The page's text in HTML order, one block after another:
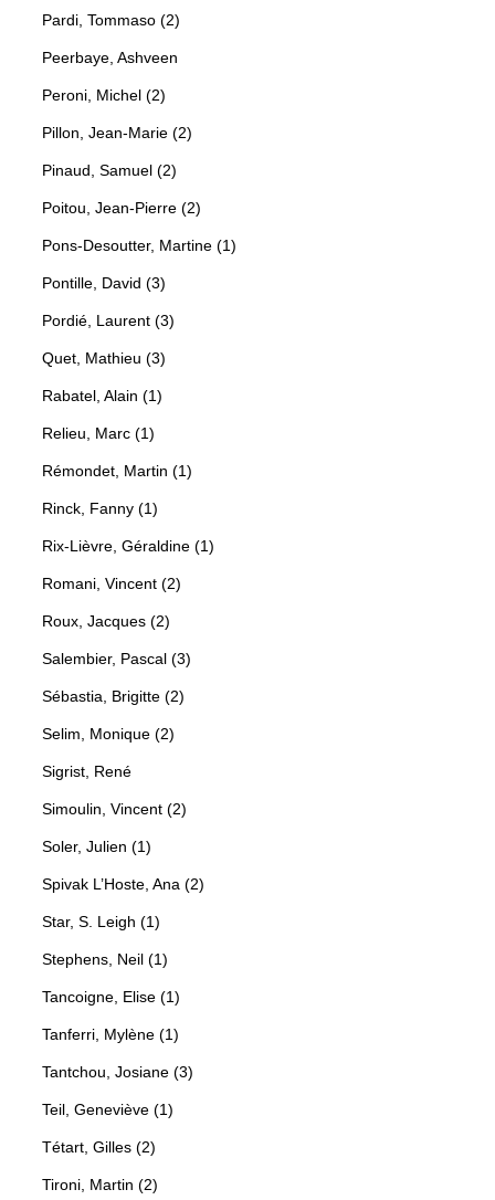
Pardi, Tommaso (2)
Peerbaye, Ashveen
Peroni, Michel (2)
Pillon, Jean-Marie (2)
Pinaud, Samuel (2)
Poitou, Jean-Pierre (2)
Pons-Desoutter, Martine (1)
Pontille, David (3)
Pordié, Laurent (3)
Quet, Mathieu (3)
Rabatel, Alain (1)
Relieu, Marc (1)
Rémondet, Martin (1)
Rinck, Fanny (1)
Rix-Lièvre, Géraldine (1)
Romani, Vincent (2)
Roux, Jacques (2)
Salembier, Pascal (3)
Sébastia, Brigitte (2)
Selim, Monique (2)
Sigrist, René
Simoulin, Vincent (2)
Soler, Julien (1)
Spivak L’Hoste, Ana (2)
Star, S. Leigh (1)
Stephens, Neil (1)
Tancoigne, Elise (1)
Tanferri, Mylène (1)
Tantchou, Josiane (3)
Teil, Geneviève (1)
Tétart, Gilles (2)
Tironi, Martin (2)